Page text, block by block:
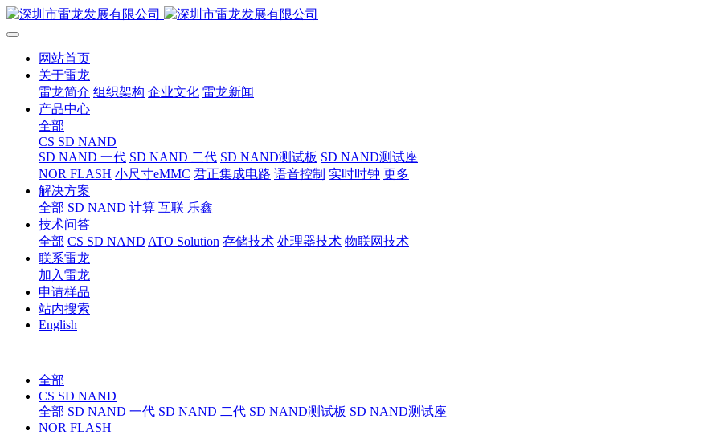
网站首页
关于雷龙
雷龙简介 组织架构 企业文化 雷龙新闻
产品中心
全部
CS SD NAND
SD NAND 一代 SD NAND 二代 SD NAND测试板 SD NAND测试座
NOR FLASH 小尺寸eMMC 君正集成电路 语音控制 实时时钟 更多
解决方案
全部 SD NAND 计算 互联 乐鑫
技术问答
全部 CS SD NAND ATO Solution 存储技术 处理器技术 物联网技术
联系雷龙
加入雷龙
申请样品
站内搜索
English
全部
CS SD NAND
全部 SD NAND 一代 SD NAND 二代 SD NAND测试板 SD NAND测试座
NOR FLASH